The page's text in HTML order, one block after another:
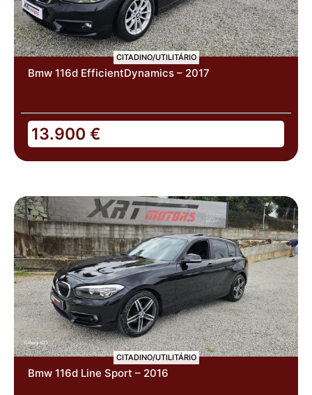
CITADINO/UTILITÁRIO
Bmw 116d EfficientDynamics – 2017
13.900 €
CITADINO/UTILITÁRIO
Bmw 116d Line Sport – 2016